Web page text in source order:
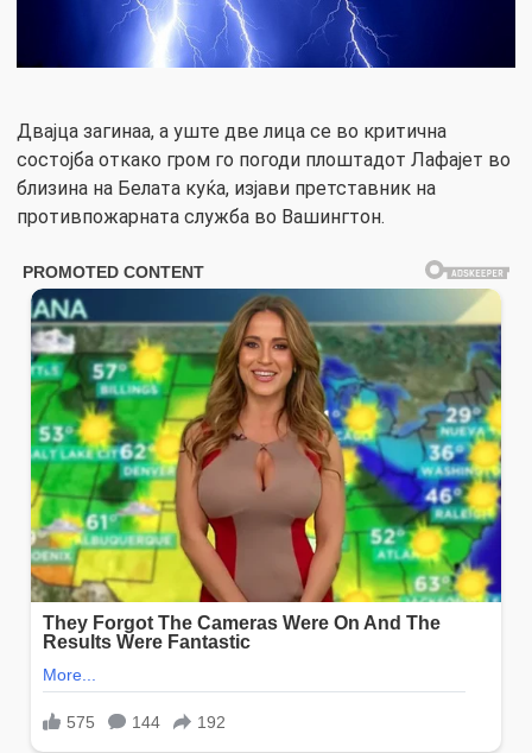
Двајца загинаа, а уште две лица се во критична
состојба откако гром го погоди плоштадот Лафајет во
близина на Белата куќа, изјави претставник на
противпожарната служба во Вашингтон.